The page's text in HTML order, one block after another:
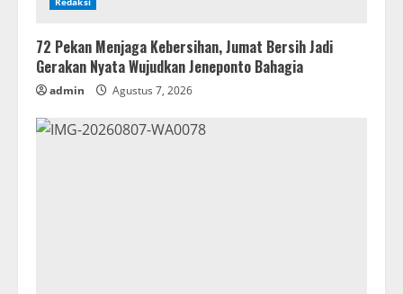
72 Pekan Menjaga Kebersihan, Jumat Bersih Jadi
Gerakan Nyata Wujudkan Jeneponto Bahagia
admin Agustus 7, 2026